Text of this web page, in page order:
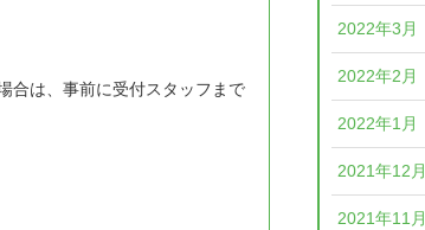
合は、事前に受付スタッフまで
2022年3月
2022年2月
2022年1月
2021年12月
2021年11月